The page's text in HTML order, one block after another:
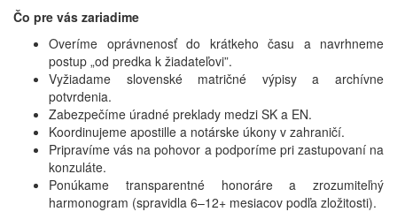
Čo pre vás zariadime
Overíme oprávnenosť do krátkeho času a navrhneme
postup „od predka k žiadateľovi”.
Vyžiadame slovenské matričné výpisy a archívne
potvrdenia.
Zabezpečíme úradné preklady medzi SK a EN.
Koordinujeme apostille a notárske úkony v zahraničí.
Pripravíme vás na pohovor a podporíme pri zastupovaní na
konzuláte.
Ponúkame transparentné honoráre a zrozumiteľný
harmonogram (spravidla 6–12+ mesiacov podľa zložitosti).